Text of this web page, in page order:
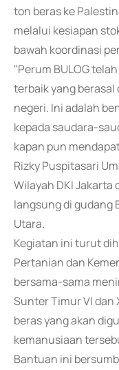
ton beras ke
melalui kesiapan
bawah koordinasi
"Perum BULOG
terbaik yang
negeri. Ini adalah
kepada saudara-
kapan pun
Rizky Puspitasari
Wilayah DKI
langsung di gudang
Utara.
Kegiatan ini turut
Pertanian dan
bersama-sama
Sunter Timur VI dan
beras yang akan
kemanusiaan
Bantuan ini